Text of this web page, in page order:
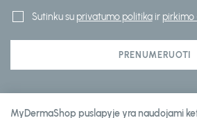
Klientų
Sutinku su privatumo politikair pirkimo
PRENUMERUOTI
MyDermaShop puslapyje yra naudojami